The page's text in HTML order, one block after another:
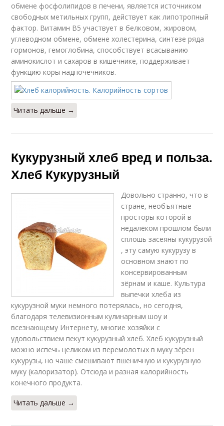
обмене фосфолипидов в печени, является источником
свободных метильных групп, действует как липотропный
фактор. Витамин В5 участвует в белковом, жировом,
углеводном обмене, обмене холестерина, синтезе ряда
гормонов, гемоглобина, способствует всасыванию
аминокислот и сахаров в кишечнике, поддерживает
функцию коры надпочечников.
Читать дальше →
Кукурузный хлеб вред и польза.
Хлеб Кукурузный
Довольно странно, что в
стране, необъятные
просторы которой в
недалёком прошлом были
сплошь засеяны кукурузой
, эту самую кукурузу в
основном знают по
консервированным
зёрнам и каше. Культура
выпечки хлеба из
кукурузной муки немного потерялась, но сегодня,
благодаря телевизионным кулинарным шоу и
всезнающему Интернету, многие хозяйки с
удовольствием пекут кукурузный хлеб. Хлеб кукурузный
можно испечь целиком из перемолотых в муку зёрен
кукурузы, но чаше смешивают пшеничную и кукурузную
муку (калоризатор). Отсюда и разная калорийность
конечного продукта.
Читать дальше →